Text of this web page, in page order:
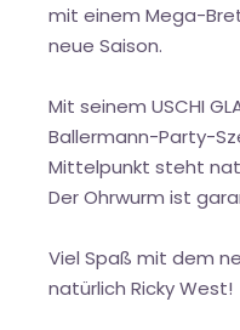
mit einem Mega-
neue Saison.
Mit seinem USCHI
Ballermann-Party-
Mittelpunkt steht
Der Ohrwurm ist
Viel Spaß mit dem
natürlich Ricky West!